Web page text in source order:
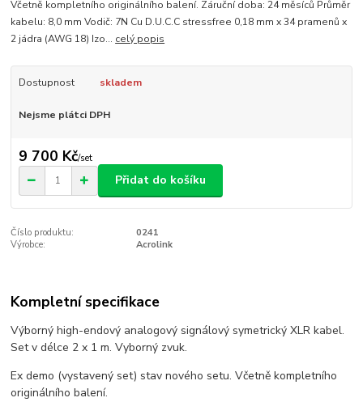
Včetně kompletního originálního balení. Záruční doba: 24 měsíců Průměr
kabelu: 8,0 mm Vodič: 7N Cu D.U.C.C stressfree 0,18 mm x 34 pramenů x
2 jádra (AWG 18) Izo... celý popis
Dostupnost skladem
Nejsme plátci DPH
9 700 Kč/set
Přidat do košíku
Číslo produktu:
0241
Výrobce:
Acrolink
Kompletní specifikace
Výborný high-endový analogový signálový symetrický XLR kabel.
Set v délce 2 x 1 m. Vyborný zvuk.
Ex demo (vystavený set) stav nového setu. Včetně kompletního
originálního balení.